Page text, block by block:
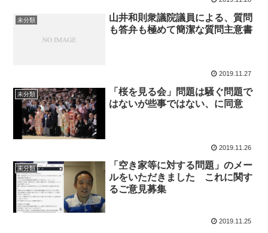
未分類
山井和則衆議院議員による、質問
も答弁も極めて簡潔な質問主意書
2019.11.27
未分類
「桜を見る会」問題は騒ぐ問題で
はないが些事ではない、に同意
2019.11.26
未分類
「空き家等に対する問題」のメー
ルをいただきました これに関す
るご意見募集
2019.11.25